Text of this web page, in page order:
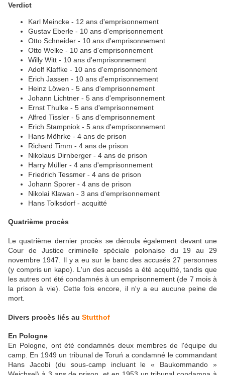
Verdict
Karl Meincke - 12 ans d'emprisonnement
Gustav Eberle - 10 ans d'emprisonnement
Otto Schneider - 10 ans d'emprisonnement
Otto Welke - 10 ans d'emprisonnement
Willy Witt - 10 ans d'emprisonnement
Adolf Klaffke - 10 ans d'emprisonnement
Erich Jassen - 10 ans d'emprisonnement
Heinz Löwen - 5 ans d'emprisonnement
Johann Lichtner - 5 ans d'emprisonnement
Ernst Thulke - 5 ans d'emprisonnement
Alfred Tissler - 5 ans d'emprisonnement
Erich Stampniok - 5 ans d'emprisonnement
Hans Möhrke - 4 ans de prison
Richard Timm - 4 ans de prison
Nikolaus Dirnberger - 4 ans de prison
Harry Müller - 4 ans d'emprisonnement
Friedrich Tessmer - 4 ans de prison
Johann Sporer - 4 ans de prison
Nikolai Klawan - 3 ans d'emprisonnement
Hans Tolksdorf - acquitté
Quatrième procès
Le quatrième dernier procès se déroula également devant une
Cour de Justice criminelle spéciale polonaise du 19 au 29
novembre 1947. Il y a eu sur le banc des accusés 27 personnes
(y compris un kapo). L'un des accusés a été acquitté, tandis que
les autres ont été condamnés à un emprisonnement (de 7 mois à
la prison à vie). Cette fois encore, il n'y a eu aucune peine de
mort.
Divers procès liés au Stutthof
En Pologne
En Pologne, ont été condamnés deux membres de l'équipe du
camp. En 1949 un tribunal de Toruń a condamné le commandant
Hans Jacobi (du sous-camp incluant le « Baukommando »